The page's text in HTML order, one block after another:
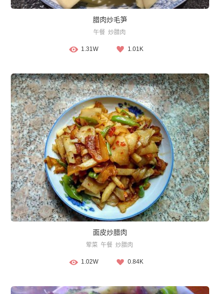
腊肉炒毛笋
午餐 炒腊肉
1.31W 1.01K
面皮炒腊肉
荤菜 午餐 炒腊肉
1.02W 0.84K